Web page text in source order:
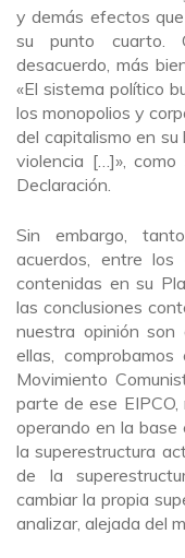
y demás efectos
su punto cuarto.
desacuerdo, más
«El sistema político
los monopolios y
del capitalismo en
violencia […]»,
Declaración.
Sin embargo,
acuerdos, entre
contenidas en su
las conclusiones
nuestra opinión son
ellas,
Movimiento
parte de ese
operando en la base
la superestructura
de la
cambiar la propia
analizar, alejada del